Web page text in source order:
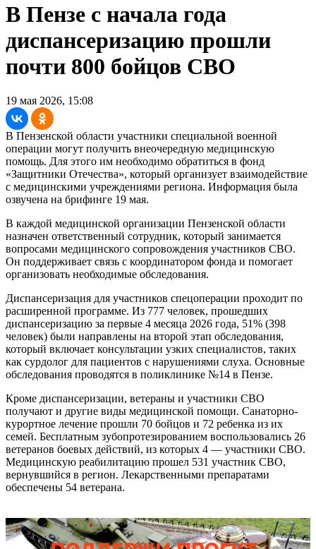
В Пензе с начала года
диспансеризацию прошли
почти 800 бойцов СВО
19 мая 2026, 15:08
В Пензенской области участники специальной военной
операции могут получить внеочередную медицинскую
помощь. Для этого им необходимо обратиться в фонд
«Защитники Отечества», который организует взаимодействие
с медицинскими учреждениями региона. Информация была
озвучена на брифинге 19 мая.
В каждой медицинской организации Пензенской области
назначен ответственный сотрудник, который занимается
вопросами медицинского сопровождения участников СВО.
Он поддерживает связь с координатором фонда и помогает
организовать необходимые обследования.
Диспансеризация для участников спецоперации проходит по
расширенной программе. Из 777 человек, прошедших
диспансеризацию за первые 4 месяца 2026 года, 51% (398
человек) были направлены на второй этап обследования,
который включает консультации узких специалистов, таких
как сурдолог для пациентов с нарушениями слуха. Основные
обследования проводятся в поликлинике №14 в Пензе.
Кроме диспансеризации, ветераны и участники СВО
получают и другие виды медицинской помощи. Санаторно-
курортное лечение прошли 70 бойцов и 72 ребенка из их
семей. Бесплатным зубопротезированием воспользовались 26
ветеранов боевых действий, из которых 4 — участники СВО.
Медицинскую реабилитацию прошел 531 участник СВО,
вернувшийся в регион. Лекарственными препаратами
обеспечены 54 ветерана.